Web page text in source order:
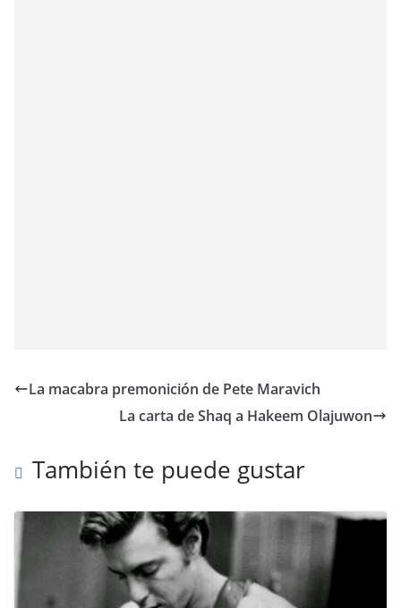
La macabra premonición de Pete Maravich
La carta de Shaq a Hakeem Olajuwon
También te puede gustar